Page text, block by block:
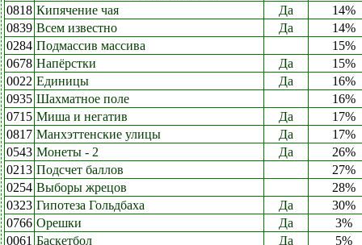
0818 Кипячение чая Да
14%
0839 Всем известно Да
14%
0284 Подмассив массива
15%
0678 Напёрстки Да
15%
0022 Единицы Да
16%
0935 Шахматное поле
16%
0715 Миша и негатив Да
17%
0817 Манхэттенские улицы Да
17%
0543 Монеты - 2 Да
26%
0213 Подсчет баллов
27%
0254 Выборы жрецов
28%
0323 Гипотеза Гольдбаха Да
30%
0766 Орешки Да
3%
0061 Баскетбол Да
5%